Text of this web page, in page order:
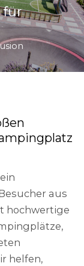
für
aus
hochwertige
helfen,